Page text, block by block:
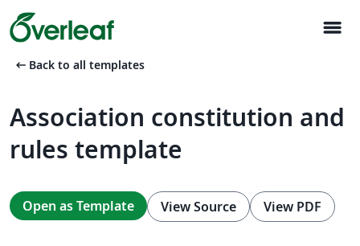
menu
arrow_left_alt Back to all templates
Association constitution and
rules template
Open as Template View Source View PDF